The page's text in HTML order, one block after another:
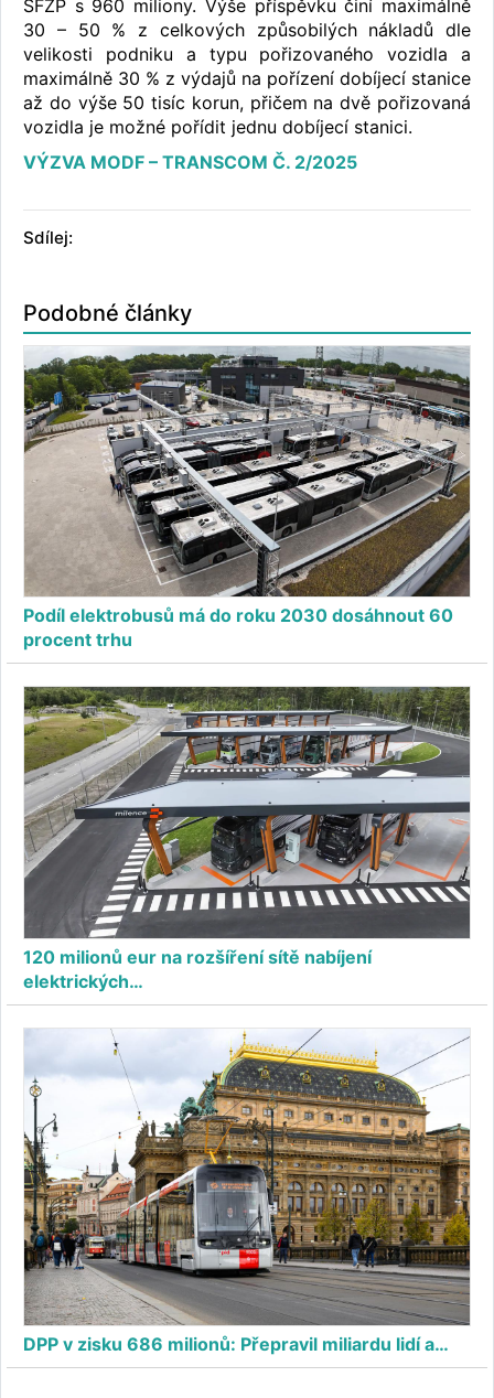
SFŽP s 960 miliony. Výše příspěvku činí maximálně
30 – 50 % z celkových způsobilých nákladů dle
velikosti podniku a typu pořizovaného vozidla a
maximálně 30 % z výdajů na pořízení dobíjecí stanice
až do výše 50 tisíc korun, přičem na dvě pořizovaná
vozidla je možné pořídit jednu dobíjecí stanici.
VÝZVA MODF – TRANSCOM Č. 2/2025
Sdílej:
Podobné články
Podíl elektrobusů má do roku 2030 dosáhnout 60
procent trhu
120 milionů eur na rozšíření sítě nabíjení
elektrických…
DPP v zisku 686 milionů: Přepravil miliardu lidí a…